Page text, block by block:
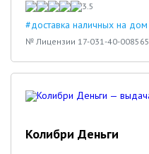
3.5
#доставка наличных на дом
№ Лицензии 17-031-40-008565
Колибри Деньги